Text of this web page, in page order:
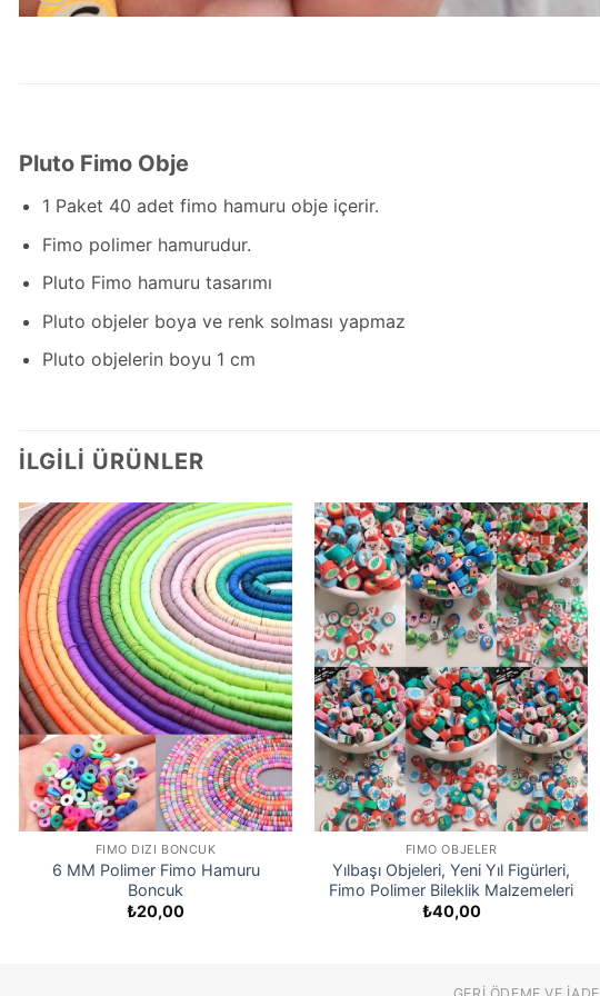
Pluto Fimo Obje
1 Paket 40 adet fimo hamuru obje içerir.
Fimo polimer hamurudur.
Pluto Fimo hamuru tasarımı
Pluto objeler boya ve renk solması yapmaz
Pluto objelerin boyu 1 cm
İLGILI ÜRÜNLER
FIMO DIZI BONCUK
6 MM Polimer Fimo Hamuru
Boncuk
₺20,00
FIMO OBJELER
Yılbaşı Objeleri, Yeni Yıl Figürleri,
Fimo Polimer Bileklik Malzemeleri
₺40,00